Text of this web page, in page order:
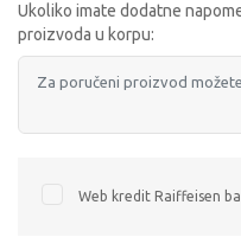
Ukoliko imate dodatne
proizvoda u korpu:
Web kredit Raiffeisen